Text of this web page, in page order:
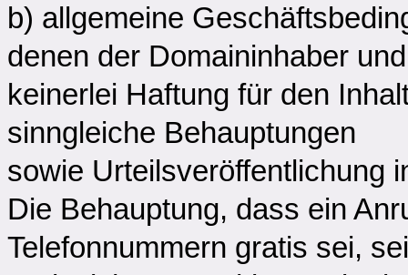
b) allgemeine
denen der Domaininhaber
keinerlei Haftung für den
sinngleiche Behauptungen
sowie Urteilsveröffentlichung
Die Behauptung, dass ein
Telefonnummern gratis sei,